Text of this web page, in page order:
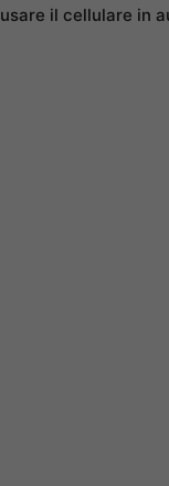
usare il cellulare in